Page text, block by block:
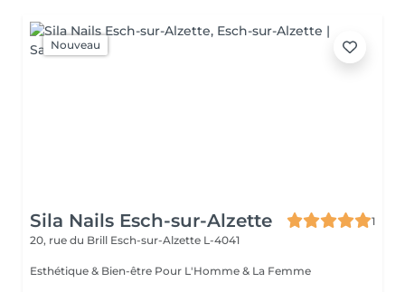
Nouveau
Sila Nails Esch-sur-Alzette
1
20, rue du Brill Esch-sur-Alzette L-4041
Esthétique & Bien-être Pour L'Homme & La Femme